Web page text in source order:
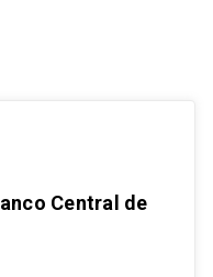
Central de